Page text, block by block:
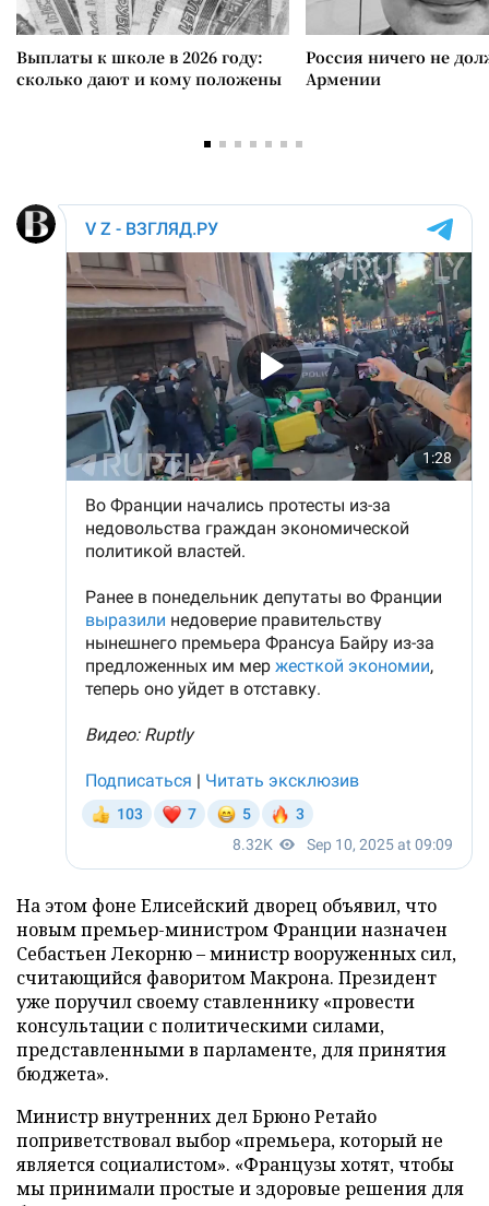
Выплаты к школе в 2026 году:
сколько дают и кому положены
Россия ничего не
Армении
На этом фоне Елисейский дворец объявил, что
новым премьер-министром Франции назначен
Себастьен Лекорню – министр вооруженных сил,
считающийся фаворитом Макрона. Президент
уже поручил своему ставленнику «провести
консультации с политическими силами,
представленными в парламенте, для принятия
бюджета».
Министр внутренних дел Брюно Ретайо
поприветствовал выбор «премьера, который не
является социалистом». «Французы хотят, чтобы
мы принимали простые и здоровые решения для